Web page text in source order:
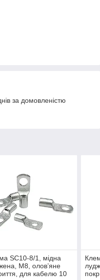
за домовленістю
SC10-8/1, мідна
M8, олов’яне
для кабелю 10